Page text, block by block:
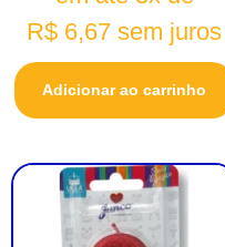
R$ 6,67 sem juros
Adicionar ao carrinho